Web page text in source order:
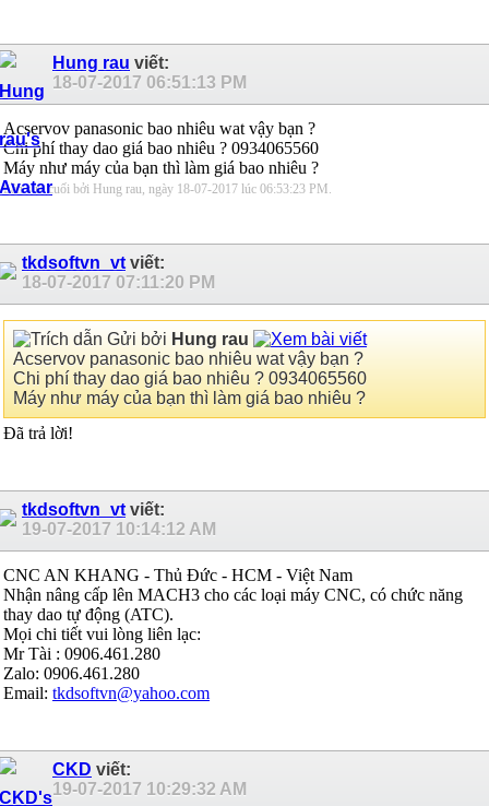
Hung rau viết:
18-07-2017 06:51:13 PM
Acservov panasonic bao nhiêu wat vậy bạn ?
Chi phí thay dao giá bao nhiêu ? 0934065560
Máy như máy của bạn thì làm giá bao nhiêu ?
Lần sửa cuối bởi Hung rau, ngày 18-07-2017 lúc 06:53:23 PM .
tkdsoftvn_vt viết:
18-07-2017 07:11:20 PM
Gửi bởi Hung rau
Acservov panasonic bao nhiêu wat vậy bạn ?
Chi phí thay dao giá bao nhiêu ? 0934065560
Máy như máy của bạn thì làm giá bao nhiêu ?
Đã trả lời!
tkdsoftvn_vt viết:
19-07-2017 10:14:12 AM
CNC AN KHANG - Thủ Đức - HCM - Việt Nam
Nhận nâng cấp lên MACH3 cho các loại máy CNC, có chức năng
thay dao tự động (ATC).
Mọi chi tiết vui lòng liên lạc:
Mr Tài : 0906.461.280
Zalo: 0906.461.280
Email: tkdsoftvn@yahoo.com
CKD viết:
19-07-2017 10:29:32 AM